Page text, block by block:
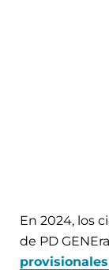
En 2024, los
de PD